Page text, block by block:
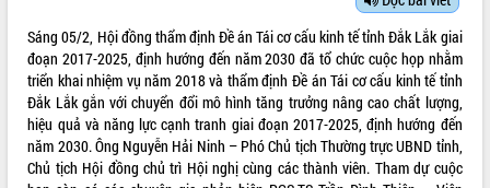
SỞ, BAN, NGÀNH
UBND CÁC XÃ, PHƯỜNG
THÔNG TIN CHỈ ĐẠO ĐIỀU HÀNH
Sáng 05/2, Hội đồng thẩm định Đề án Tái cơ cấu kinh tế tỉnh Đắk Lắk giai
đoạn 2017-2025, định hướng đến năm 2030 đã tổ chức cuộc họp nhằm
triển khai nhiệm vụ năm 2018 và thẩm định Đề án Tái cơ cấu kinh tế tỉnh
Đắk Lắk gắn với chuyển đổi mô hình tăng trưởng nâng cao chất lượng,
hiệu quả và năng lực cạnh tranh giai đoạn 2017-2025, định hướng đến
năm 2030. Ông Nguyễn Hải Ninh – Phó Chủ tịch Thường trực UBND tỉnh,
Chủ tịch Hội đồng chủ trì Hội nghị cùng các thành viên. Tham dự cuộc